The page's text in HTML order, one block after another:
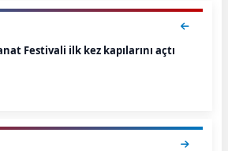
Festivali ilk kez kapılarını açtı